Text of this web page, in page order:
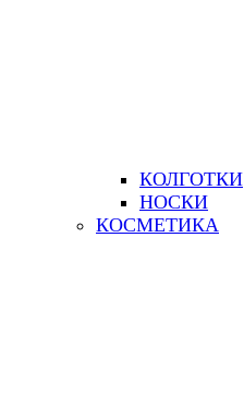
КОЛГОТКИ
НОСКИ
КОСМЕТИКА